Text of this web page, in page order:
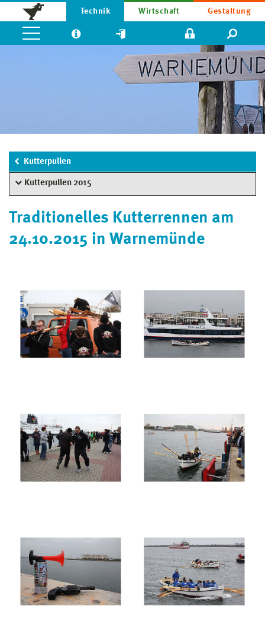
Technik Wirtschaft Gestaltung
Kutterpullen
Kutterpullen 2015
Traditionelles Kutterrennen am
24.10.2015 in Warnemünde